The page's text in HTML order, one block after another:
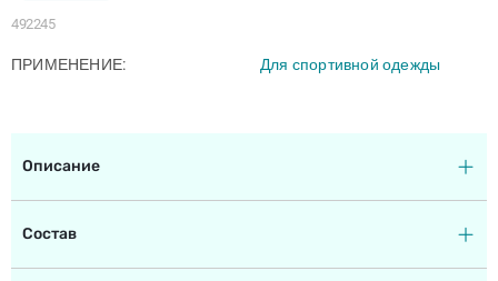
492245
ПРИМЕНЕНИЕ Для спортивной одежды
Описание
Состав